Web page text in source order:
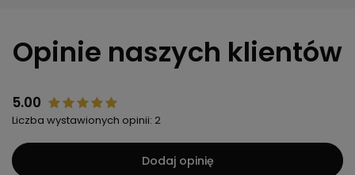
Opinie naszych klientów
5.00
Liczba wystawionych opinii: 2
Dodaj opinię